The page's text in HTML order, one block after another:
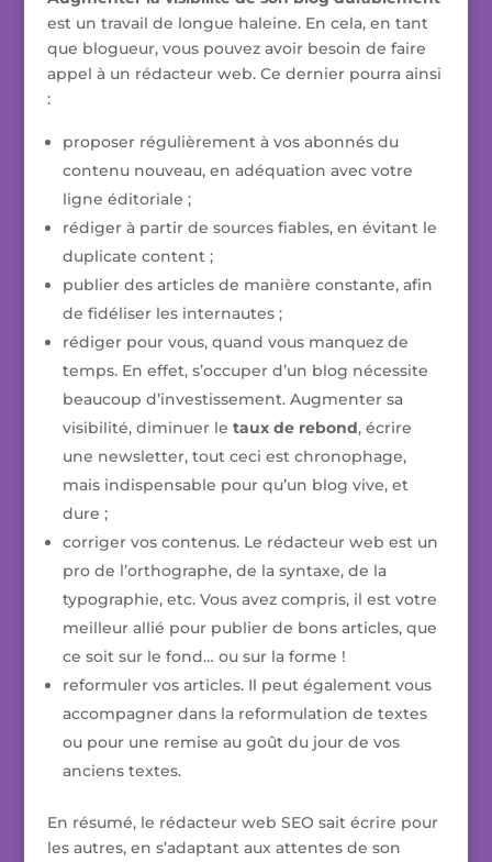
est un travail de longue haleine. En cela, en tant
que blogueur, vous pouvez avoir besoin de faire
appel à un rédacteur web. Ce dernier pourra ainsi
:
proposer régulièrement à vos abonnés du
contenu nouveau, en adéquation avec votre
ligne éditoriale ;
rédiger à partir de sources fiables, en évitant le
duplicate content ;
publier des articles de manière constante, afin
de fidéliser les internautes ;
rédiger pour vous, quand vous manquez de
temps. En effet, s’occuper d’un blog nécessite
beaucoup d’investissement. Augmenter sa
visibilité, diminuer le taux de rebond, écrire
une newsletter, tout ceci est chronophage,
mais indispensable pour qu’un blog vive, et
dure ;
corriger vos contenus. Le rédacteur web est un
pro de l’orthographe, de la syntaxe, de la
typographie, etc. Vous avez compris, il est votre
meilleur allié pour publier de bons articles, que
ce soit sur le fond… ou sur la forme !
reformuler vos articles. Il peut également vous
accompagner dans la reformulation de textes
ou pour une remise au goût du jour de vos
anciens textes.
En résumé, le rédacteur web SEO sait écrire pour
les autres, en s’adaptant aux attentes de son